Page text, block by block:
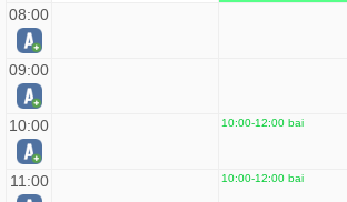
08:00
09:00
10:00 10:00-12:00 bai
11:00 10:00-12:00 bai